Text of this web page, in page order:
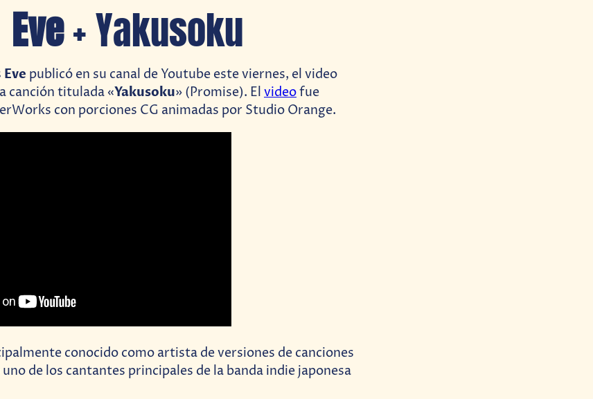
Eve+ Yakusoku
Eve publicó en su canal de Youtube este viernes, el video
canción titulada «Yakusoku» (Promise). El videofue
con porciones CG animadas por Studio Orange.
conocido como artista de versiones de canciones
de los cantantes principales de la banda indie japonesa